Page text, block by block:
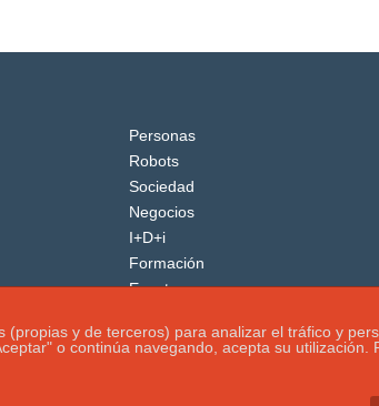
Personas
Robots
Sociedad
Negocios
I+D+i
Formación
Eventos
y de terceros) para analizar el tráfico y
o continúa navegando, acepta su